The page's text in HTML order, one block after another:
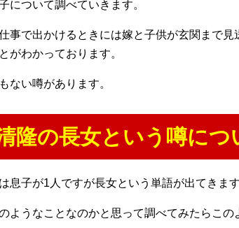
について調べていきます。
事で出かけるときには嫁と子供が玄関まで
がわかっております。
ない噂があります。
隆の長女という噂につ
息子が1人ですが長女という単語が出てきます
ようなことなのかと思って調べてみたらこの